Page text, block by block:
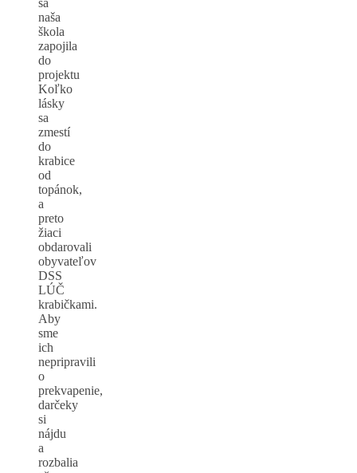
naša
škola
zapojila
do
projektu
Koľko
lásky
sa
zmestí
do
krabice
od
topánok,
a
preto
žiaci
obdarovali
obyvateľov
DSS
LÚČ
krabičkami.
Aby
sme
ich
nepripravili
o
prekvapenie,
darčeky
si
nájdu
a
rozbalia